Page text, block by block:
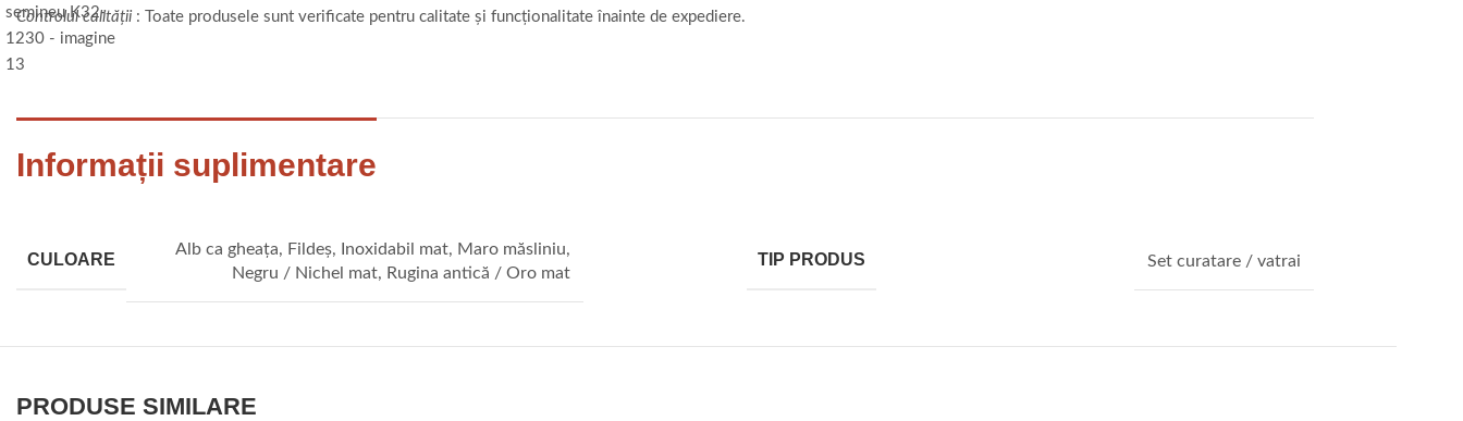
Controlul calității : Toate produsele sunt verificate pentru calitate și funcționalitate înainte de expediere.
Informații suplimentare
CULOARE
Alb ca gheața, Fildeș, Inoxidabil mat, Maro măsliniu,
Negru / Nichel mat, Rugina antică / Oro mat
TIP PRODUS Set curatare / vatrai
PRODUSE SIMILARE